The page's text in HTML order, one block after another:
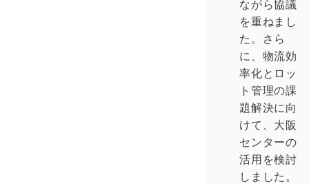
ながら協議
を重ねまし
た。さら
に、物流効
率化とロッ
ト管理の課
題解決に向
けて、大阪
センターの
活用を検討
しました。